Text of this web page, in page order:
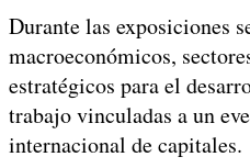
Durante las exposiciones
macroeconómicos,
estratégicos para el
trabajo vinculadas a un
internacional de capitales.